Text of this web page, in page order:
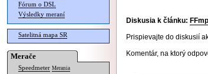
Fórum o DSL
Výsledky meraní
Satelitná mapa SR
Merače
Speedmeter Merania
Diskusia k článku:
Prispievajte do diskusií
Komentár, na ktorý